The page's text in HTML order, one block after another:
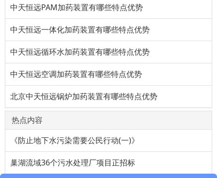
中天恒远PAM加药装置有哪些特点优势
中天恒远一体化加药装置有哪些特点优势
中天恒远循环水加药装置有哪些特点优势
中天恒远空调加药装置有哪些特点优势
北京中天恒远锅炉加药装置有哪些特点优势
热点内容
《防止地下水污染需要公民行动(一)》
巢湖流域36个污水处理厂项目正招标